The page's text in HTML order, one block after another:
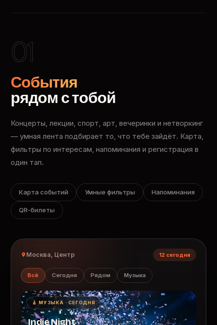
01
События
рядом с тобой
Концерты, лекции, спорт, арт, вечеринки и нетворкинг
— умная лента подбирает то, что тебе зайдёт. Карта,
фильтры по интересам, напоминания и регистрация в
один тап.
Карта событий Умные фильтры Напоминания
QR-билеты
Москва, Центр 12 сегодня
Всё Сегодня Рядом Музыка
🎸 МУЗЫКА · СЕГОДНЯ
Indie Night